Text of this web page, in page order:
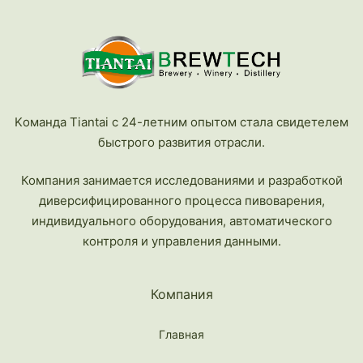
Kоманда Tiantai с 24-летним опытом стала свидетелем
быстрого развития отрасли.
Компания занимается исследованиями и разработкой
диверсифицированного процесса пивоварения,
индивидуального оборудования, автоматического
контроля и управления данными.
Компания
Главная